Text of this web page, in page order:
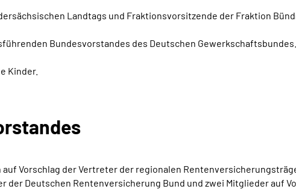
Landtags und Fraktionsvorsitzende der Fraktion
Bundesvorstandes des Deutschen Gewerkschaftsbundes.
Kinder.
Vorschlag der Vertreter der regionalen
der Deutschen Rentenversicherung Bund und zwei Mitglieder auf